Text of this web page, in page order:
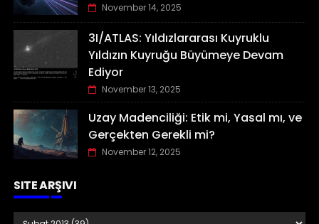
November 14, 2025
3I/ATLAS: Yıldızlararası Kuyruklu
Yıldızın Kuyruğu Büyümeye Devam
Ediyor
November 13, 2025
Uzay Madenciliği: Etik mi, Yasal mı, ve
Gerçekten Gerekli mi?
November 12, 2025
SITE ARŞIVI